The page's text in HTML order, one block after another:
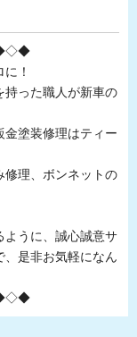
！
持った職人が新車の
塗装修理はティー
修理、ボンネットの
ように、誠心誠意サ
是非お気軽になん